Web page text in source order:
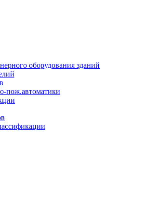
оборудования зданий
пож.автоматики